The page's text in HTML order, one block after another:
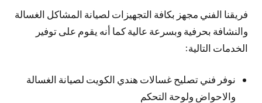
فريقنا الفني مجهز بكافة التجهيزات لصيانة المشاكل الغسالة
والنشافة بحرفية وبسرعة عالية كما أنه يقوم على توفير
الخدمات التالية:
نوفر فني تصليح غسالات هندي الكويت لصيانة الغسالة
والاحواض ولوحة التحكم